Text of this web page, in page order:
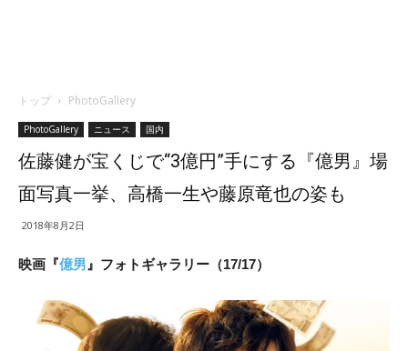
トップ PhotoGallery
PhotoGallery ニュース 国内
佐藤健が宝くじで“3億円”手にする『億男』場
面写真一挙、高橋一生や藤原竜也の姿も
2018年8月2日
映画『億男 』フォトギャラリー（17/17）